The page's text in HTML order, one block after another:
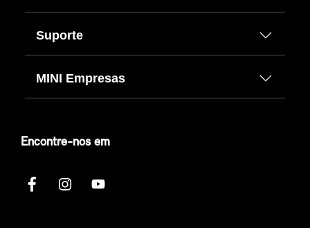
Suporte
MINI Empresas
Encontre-nos em